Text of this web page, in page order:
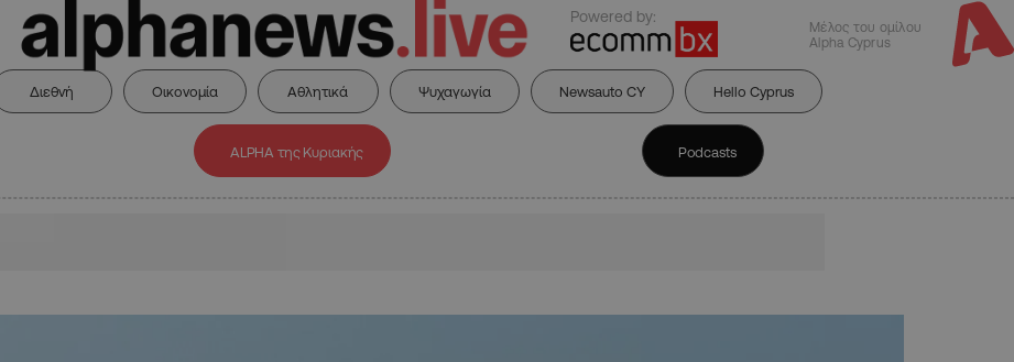
Powered by:
Μέλος του ομίλου
Alpha Cyprus
Διεθνή Οικονομία Αθλητικά Ψυχαγωγία Newsauto CY Hello Cyprus
ALPHA της Κυριακής Podcasts